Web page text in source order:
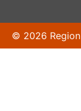
© 2026 Region